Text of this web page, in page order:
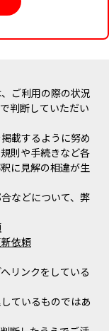
ご利用の際の状況
判断していただい
載するように努め
則や手続きなど各
に見解の相違が生
などについて、弊
依頼
リンクをしている
ているものではあ